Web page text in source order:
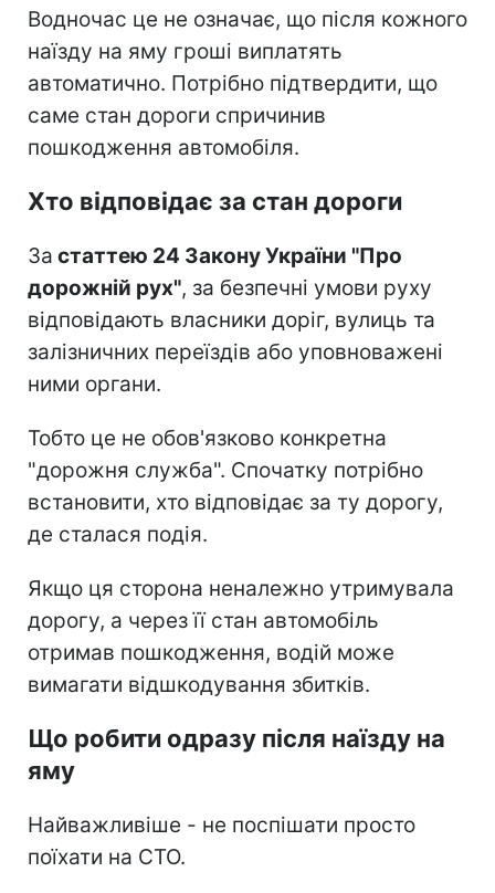
Водночас це не означає, що після кожного
наїзду на яму гроші виплатять
автоматично. Потрібно підтвердити, що
саме стан дороги спричинив
пошкодження автомобіля.
Хто відповідає за стан дороги
За статтею 24 Закону України "Про
дорожній рух", за безпечні умови руху
відповідають власники доріг, вулиць та
залізничних переїздів або уповноважені
ними органи.
Тобто це не обов'язково конкретна
"дорожня служба". Спочатку потрібно
встановити, хто відповідає за ту дорогу,
де сталася подія.
Якщо ця сторона неналежно утримувала
дорогу, а через її стан автомобіль
отримав пошкодження, водій може
вимагати відшкодування збитків.
Що робити одразу після наїзду на
яму
Найважливіше - не поспішати просто
поїхати на СТО.